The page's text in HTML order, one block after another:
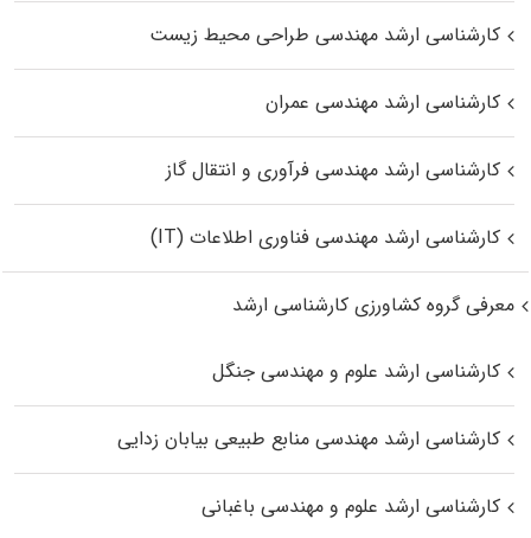
کارشناسی ارشد مهندسی طراحی محیط زیست
کارشناسی ارشد مهندسی عمران
کارشناسی ارشد مهندسی فرآوری و انتقال گاز
کارشناسی ارشد مهندسی فناوری اطلاعات (IT)
معرفی گروه کشاورزی کارشناسی ارشد
کارشناسی ارشد علوم و مهندسی جنگل
کارشناسی ارشد مهندسی منابع طبیعی بیابان زدایی
کارشناسی ارشد علوم و مهندسی باغبانی